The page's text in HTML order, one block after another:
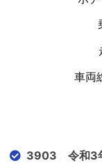
車両
3903 令和3